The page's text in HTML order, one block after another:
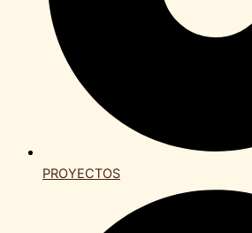
PROYECTOS